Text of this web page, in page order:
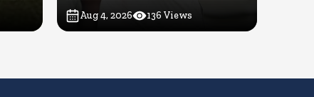
खिलाडी पर भी लटकी तलवार
Aug 4, 2026 136 Views